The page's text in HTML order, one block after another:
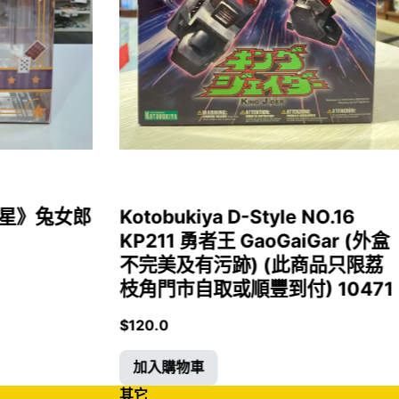
》兔女郎
Kotobukiya D-Style NO.16
KP211 勇者王 GaoGaiGar (外盒
不完美及有污跡) (此商品只限荔
枝角門市自取或順豐到付) 10471
$120.0
加入購物車
其它